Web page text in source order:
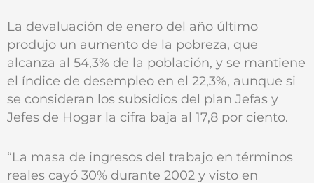
La devaluación de enero del año último
produjo un aumento de la pobreza, que
alcanza al 54,3% de la población, y se mantiene
el índice de desempleo en el 22,3%, aunque si
se consideran los subsidios del plan Jefas y
Jefes de Hogar la cifra baja al 17,8 por ciento.
“La masa de ingresos del trabajo en términos
reales cayó 30% durante 2002 y visto en